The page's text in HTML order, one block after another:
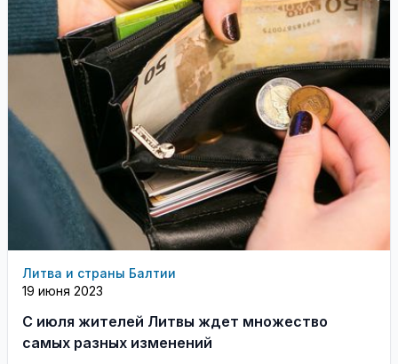
Литва и страны Балтии
19 июня 2023
С июля жителей Литвы ждет множество
самых разных изменений